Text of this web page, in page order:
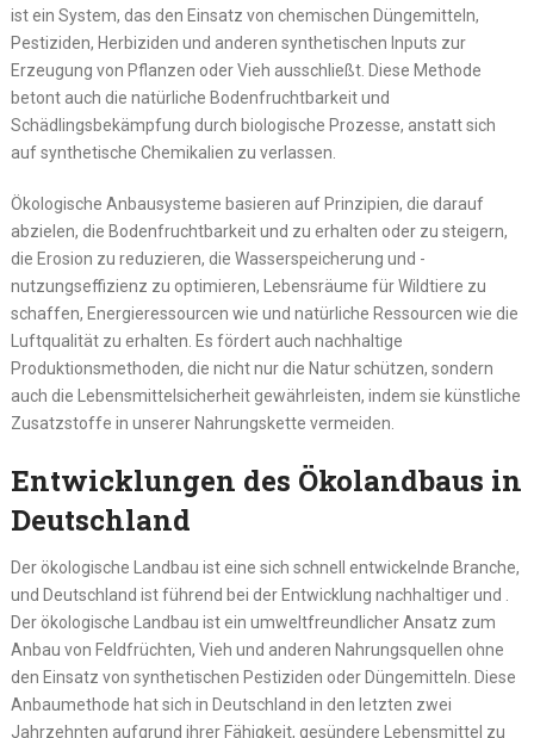
ist ein System, das den Einsatz von chemischen Düngemitteln,
Pestiziden, Herbiziden und anderen synthetischen Inputs zur
Erzeugung von Pflanzen oder Vieh ausschließt. Diese Methode
betont auch die natürliche Bodenfruchtbarkeit und
Schädlingsbekämpfung durch biologische Prozesse, anstatt sich
auf synthetische Chemikalien zu verlassen.
Ökologische Anbausysteme basieren auf Prinzipien, die darauf
abzielen, die Bodenfruchtbarkeit und zu erhalten oder zu steigern,
die Erosion zu reduzieren, die Wasserspeicherung und -
nutzungseffizienz zu optimieren, Lebensräume für Wildtiere zu
schaffen, Energieressourcen wie und natürliche Ressourcen wie die
Luftqualität zu erhalten. Es fördert auch nachhaltige
Produktionsmethoden, die nicht nur die Natur schützen, sondern
auch die Lebensmittelsicherheit gewährleisten, indem sie künstliche
Zusatzstoffe in unserer Nahrungskette vermeiden.
Entwicklungen des Ökolandbaus in
Deutschland
Der ökologische Landbau ist eine sich schnell entwickelnde Branche,
und Deutschland ist führend bei der Entwicklung nachhaltiger und .
Der ökologische Landbau ist ein umweltfreundlicher Ansatz zum
Anbau von Feldfrüchten, Vieh und anderen Nahrungsquellen ohne
den Einsatz von synthetischen Pestiziden oder Düngemitteln. Diese
Anbaumethode hat sich in Deutschland in den letzten zwei
Jahrzehnten aufgrund ihrer Fähigkeit, gesündere Lebensmittel zu